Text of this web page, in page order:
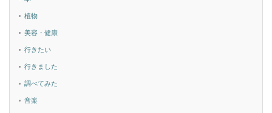
植物
美容・健康
行きたい
行きました
調べてみた
音楽